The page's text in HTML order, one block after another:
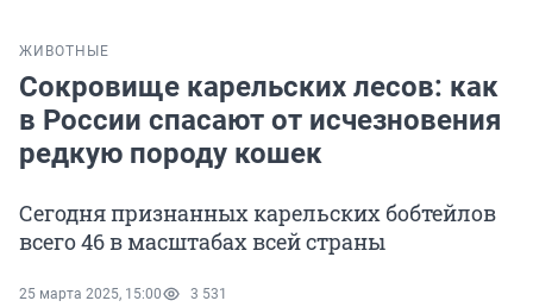
ЖИВОТНЫЕ
Сокровище карельских лесов: как
в России спасают от исчезновения
редкую породу кошек
Сегодня признанных карельских бобтейлов
всего 46 в масштабах всей страны
25 марта 2025, 15:00 3 531